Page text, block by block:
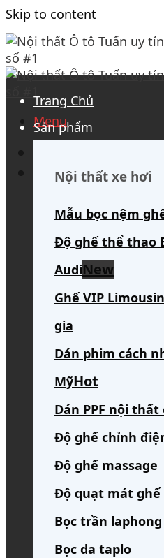
Skip to content
Menu
Search for:
Trang Chủ
Sản phẩm
Nội thất xe hơi
Mẫu bọc nệm
Độ ghế thể thao
Audi
Ghế VIP
gia
Dán phim cách
Mỹ
Dán PPF nội thất
Độ ghế chỉnh
Độ ghế massage
Độ quạt mát ghế
Bọc trần laphong
Bọc da taplo